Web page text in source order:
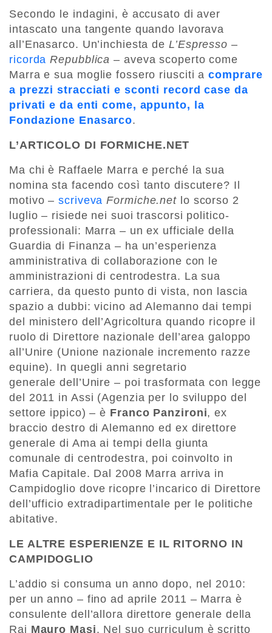
Secondo le indagini, è accusato di aver
intascato una tangente quando lavorava
all’Enasarco. Un’inchiesta de L’Espresso –
ricorda Repubblica – aveva scoperto come
Marra e sua moglie fossero riusciti acomprare
a prezzi stracciati e sconti record case da
privati e da enti come, appunto, la
Fondazione Enasarco.
L’ARTICOLO DI FORMICHE.NET
Ma chi è Raffaele Marra e perché la sua
nomina sta facendo così tanto discutere? Il
motivo –scriveva Formiche.net lo scorso 2
luglio – risiede nei suoi trascorsi politico-
professionali: Marra – un ex ufficiale della
Guardia di Finanza – ha un’esperienza
amministrativa di collaborazione con le
amministrazioni di centrodestra. La sua
carriera, da questo punto di vista, non lascia
spazio a dubbi: vicino ad Alemanno dai tempi
del ministero dell’Agricoltura quando ricopre il
ruolo di Direttore nazionale dell’area galoppo
all’Unire (Unione nazionale incremento razze
equine). In quegli anni segretario
generale dell’Unire – poi trasformata con legge
del 2011 in Assi (Agenzia per lo sviluppo del
settore ippico) – è Franco Panzironi, ex
braccio destro di Alemanno ed ex direttore
generale di Ama ai tempi della giunta
comunale di centrodestra, poi coinvolto in
Mafia Capitale. Dal 2008 Marra arriva in
Campidoglio dove ricopre l’incarico di Direttore
dell’ufficio extradipartimentale per le politiche
abitative.
LE ALTRE ESPERIENZE E IL RITORNO IN
CAMPIDOGLIO
L’addio si consuma un anno dopo, nel 2010:
per un anno – fino ad aprile 2011 – Marra è
consulente dell’allora direttore generale della
Rai Mauro Masi. Nel suo curriculum è scritto